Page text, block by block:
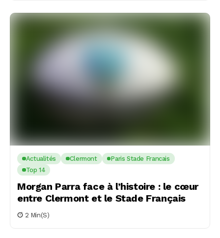
Actualités Clermont
Paris Stade Francais
Top 14
Morgan Parra face à l’histoire : le cœur
entre Clermont et le Stade Français
2 Min(s)